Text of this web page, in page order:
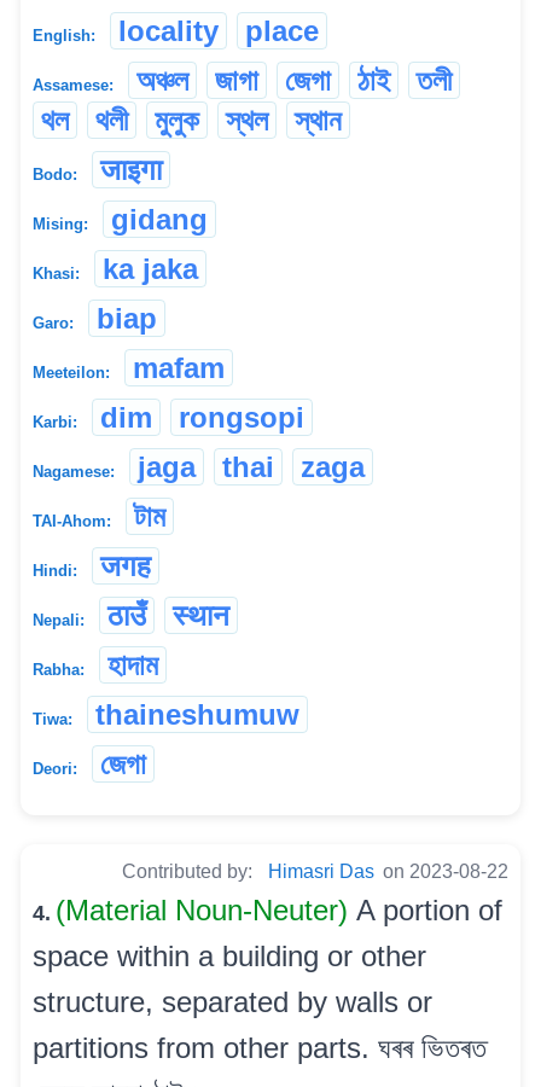
English: locality place
Assamese: অঞ্চল জাগা জেগা ঠাই
তলী
থল
থলী মুলুক স্থল স্থান
Bodo: जाइगा
Mising: gidang
Khasi: ka jaka
Garo: biap
Meeteilon: mafam
Karbi: dim rongsopi
Nagamese: jaga thai zaga
TAI-Ahom: টাম
Hindi: जगह
Nepali: ठाउँ स्थान
Rabha: হাদাম
Tiwa: thaineshumuw
Deori: জেগা
Contributed by: Himasri Das on 2023-08-22
4. (Material Noun-Neuter) A portion of
space within a building or other
structure, separated by walls or
partitions from other parts. ঘৰৰ ভিতৰত